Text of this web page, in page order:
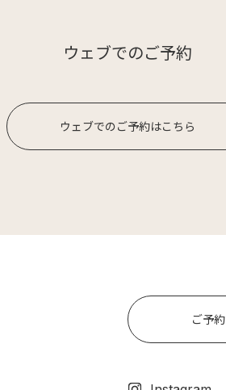
ウェブでのご予約
ウェブでのご予約はこちら
ご予約